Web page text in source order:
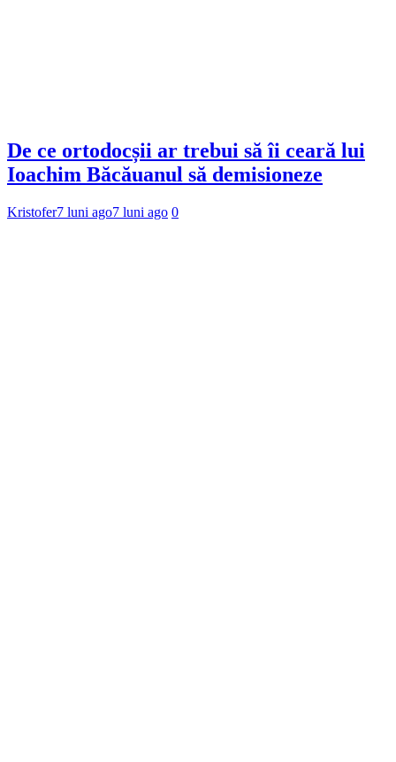
De ce ortodocșii ar trebui să îi ceară lui
Ioachim Băcăuanul să demisioneze
Kristofer7 luni ago7 luni ago 0